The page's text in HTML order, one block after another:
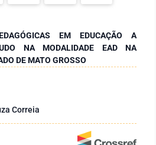
EM EDUCAÇÃO A
NA MODALIDADE EAD NA
DE MATO GROSSO
Correia